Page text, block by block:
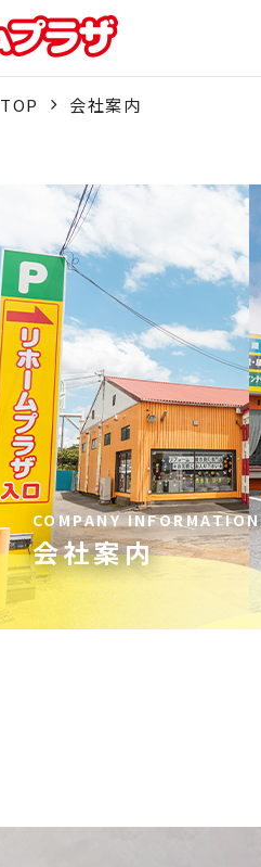
TOP 会社案内
COMPANY INFORMATION
会社案内